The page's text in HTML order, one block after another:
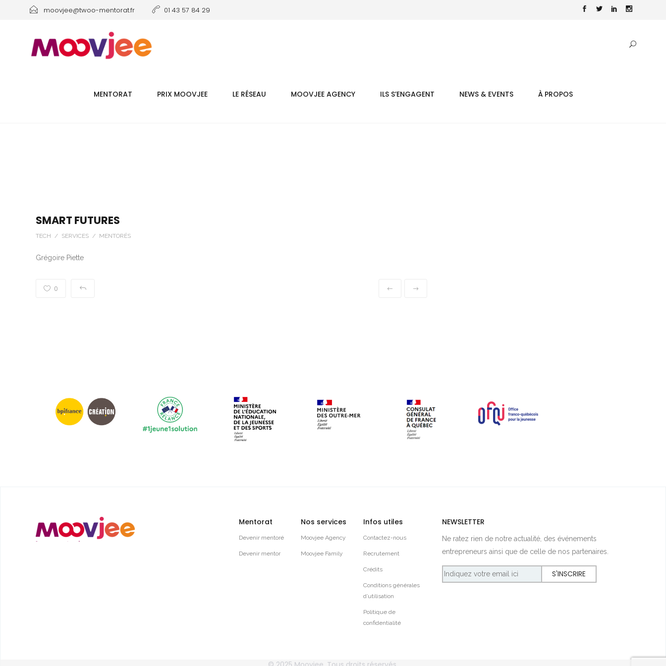
moovjee@twoo-mentorat.fr 01 43 57 84 29
MENTORAT PRIX MOOVJEE LE RÉSEAU MOOVJEE AGENCY ILS S’ENGAGENT NEWS & EVENTS À PROPOS
SMART FUTURES
TECH / SERVICES / MENTORÉS
Grégoire Piette
0
Mentorat
Devenir mentoré
Devenir mentor
Nos services
Moovjee Agency
Moovjee Family
Infos utiles
Contactez-nous
Recrutement
Crédits
Conditions générales
d’utilisation
Politique de
confidentialité
NEWSLETTER
Ne ratez rien de notre actualité, des événements
entrepreneurs ainsi que de celle de nos partenaires.